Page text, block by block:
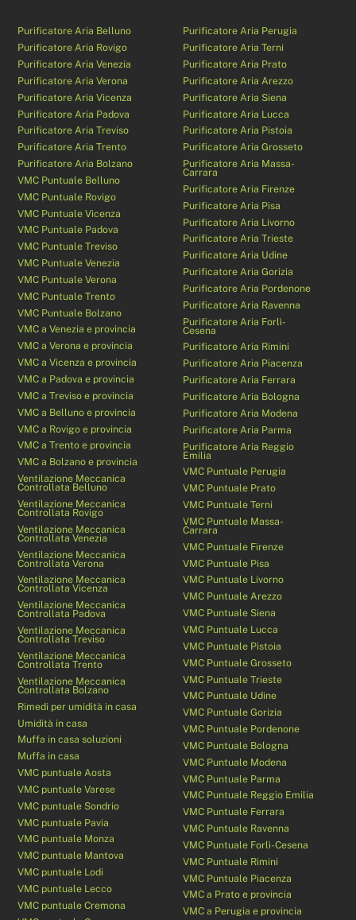
Purificatore Aria Belluno
Purificatore Aria Rovigo
Purificatore Aria Venezia
Purificatore Aria Verona
Purificatore Aria Vicenza
Purificatore Aria Padova
Purificatore Aria Treviso
Purificatore Aria Trento
Purificatore Aria Bolzano
VMC Puntuale Belluno
VMC Puntuale Rovigo
VMC Puntuale Vicenza
VMC Puntuale Padova
VMC Puntuale Treviso
VMC Puntuale Venezia
VMC Puntuale Verona
VMC Puntuale Trento
VMC Puntuale Bolzano
VMC a Venezia e provincia
VMC a Verona e provincia
VMC a Vicenza e provincia
VMC a Padova e provincia
VMC a Treviso e provincia
VMC a Belluno e provincia
VMC a Rovigo e provincia
VMC a Trento e provincia
VMC a Bolzano e provincia
Ventilazione Meccanica
Controllata Belluno
Ventilazione Meccanica
Controllata Rovigo
Ventilazione Meccanica
Controllata Venezia
Ventilazione Meccanica
Controllata Verona
Ventilazione Meccanica
Controllata Vicenza
Ventilazione Meccanica
Controllata Padova
Ventilazione Meccanica
Controllata Treviso
Ventilazione Meccanica
Controllata Trento
Ventilazione Meccanica
Controllata Bolzano
Rimedi per umidità in casa
Umidità in casa
Muffa in casa soluzioni
Muffa in casa
VMC puntuale Aosta
VMC puntuale Varese
VMC puntuale Sondrio
VMC puntuale Pavia
VMC puntuale Monza
VMC puntuale Mantova
VMC puntuale Lodi
VMC puntuale Lecco
VMC puntuale Cremona
Purificatore Aria Perugia
Purificatore Aria Terni
Purificatore Aria Prato
Purificatore Aria Arezzo
Purificatore Aria Siena
Purificatore Aria Lucca
Purificatore Aria Pistoia
Purificatore Aria Grosseto
Purificatore Aria Massa-
Carrara
Purificatore Aria Firenze
Purificatore Aria Pisa
Purificatore Aria Livorno
Purificatore Aria Trieste
Purificatore Aria Udine
Purificatore Aria Gorizia
Purificatore Aria Pordenone
Purificatore Aria Ravenna
Purificatore Aria Forlì-
Cesena
Purificatore Aria Rimini
Purificatore Aria Piacenza
Purificatore Aria Ferrara
Purificatore Aria Bologna
Purificatore Aria Modena
Purificatore Aria Parma
Purificatore Aria Reggio
Emilia
VMC Puntuale Perugia
VMC Puntuale Prato
VMC Puntuale Terni
VMC Puntuale Massa-
Carrara
VMC Puntuale Firenze
VMC Puntuale Pisa
VMC Puntuale Livorno
VMC Puntuale Arezzo
VMC Puntuale Siena
VMC Puntuale Lucca
VMC Puntuale Pistoia
VMC Puntuale Grosseto
VMC Puntuale Trieste
VMC Puntuale Udine
VMC Puntuale Gorizia
VMC Puntuale Pordenone
VMC Puntuale Bologna
VMC Puntuale Modena
VMC Puntuale Parma
VMC Puntuale Reggio Emilia
VMC Puntuale Ferrara
VMC Puntuale Ravenna
VMC Puntuale Forlì-Cesena
VMC Puntuale Rimini
VMC Puntuale Piacenza
VMC a Prato e provincia
VMC a Perugia e provincia